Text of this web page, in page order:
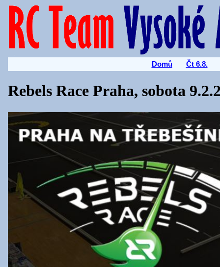
Domů Čt 6.8.
Rebels Race Praha, sobota